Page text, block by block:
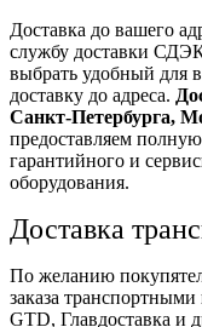
Доставка до вашего
службу доставки
выбрать удобный для
доставку до адреса.
Санкт-Петербурга,
предоставляем
гарантийного и
оборудования.
Доставка
По желанию
заказа
GTD, Главдоставка и